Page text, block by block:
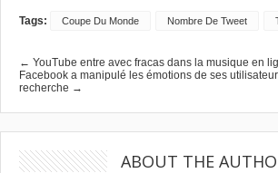
Tags: Coupe Du Monde Nombre De Tweet
← YouTube entre avec fracas dans la musique en
Facebook a manipulé les émotions de ses
recherche →
ABOUT THE